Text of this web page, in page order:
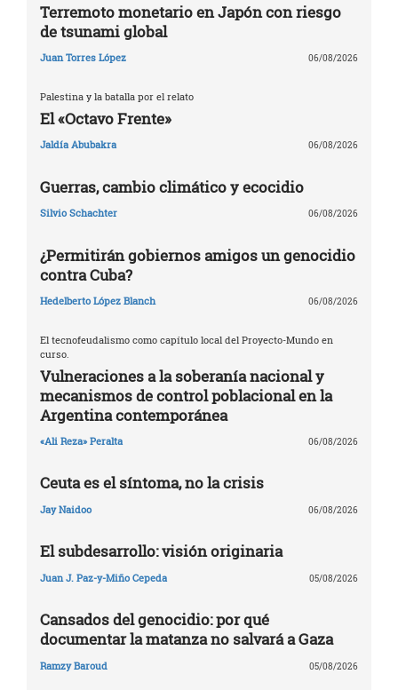
Terremoto monetario en Japón con riesgo
de tsunami global
Juan Torres López 06/08/2026
Palestina y la batalla por el relato
El «Octavo Frente»
Jaldía Abubakra 06/08/2026
Guerras, cambio climático y ecocidio
Silvio Schachter 06/08/2026
¿Permitirán gobiernos amigos un genocidio
contra Cuba?
Hedelberto López Blanch 06/08/2026
El tecnofeudalismo como capítulo local del Proyecto-Mundo en
curso.
Vulneraciones a la soberanía nacional y
mecanismos de control poblacional en la
Argentina contemporánea
«Ali Reza» Peralta 06/08/2026
Ceuta es el síntoma, no la crisis
Jay Naidoo 06/08/2026
El subdesarrollo: visión originaria
Juan J. Paz-y-Miño Cepeda 05/08/2026
Cansados del genocidio: por qué
documentar la matanza no salvará a Gaza
Ramzy Baroud 05/08/2026